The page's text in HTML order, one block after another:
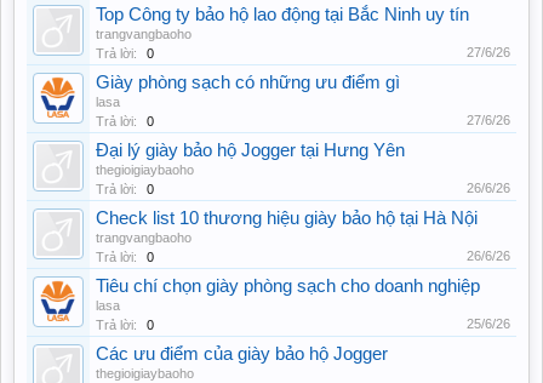
Top Công ty bảo hộ lao động tại Bắc Ninh uy tín
trangvangbaoho
Trả lời:
0 27/6/26
Giày phòng sạch có những ưu điểm gì
lasa
Trả lời:
0 27/6/26
Đại lý giày bảo hộ Jogger tại Hưng Yên
thegioigiaybaoho
Trả lời:
0 26/6/26
Check list 10 thương hiệu giày bảo hộ tại Hà Nội
trangvangbaoho
Trả lời:
0 26/6/26
Tiêu chí chọn giày phòng sạch cho doanh nghiệp
lasa
Trả lời:
0 25/6/26
Các ưu điểm của giày bảo hộ Jogger
thegioigiaybaoho